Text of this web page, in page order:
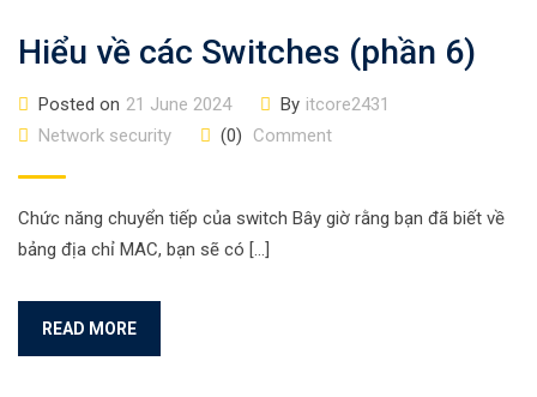
Hiểu về các Switches (phần 6)
Posted on 21 June 2024 By itcore2431
Network security
(0) Comment
Chức năng chuyển tiếp của switch Bây giờ rằng bạn đã biết về
bảng địa chỉ MAC, bạn sẽ có […]
READ MORE